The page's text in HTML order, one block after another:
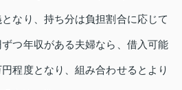
なり、持ち分は負担割合に応じて
つ年収がある夫婦なら、借入可能
程度となり、組み合わせるとより